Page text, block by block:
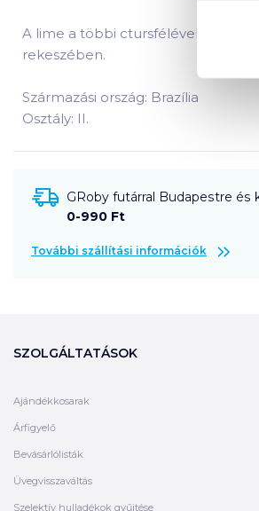
A lime a többi ctursfélével
rekeszében.
Származási ország: Brazília
Osztály: II.
GRoby futárral Budapestre és
0-990 Ft
További szállítási információk
SZOLGÁLTATÁSOK
Ajándékkosarak
Árfigyelő
Bevásárlólisták
Üvegvisszaváltás
Szelektív hulladékok gyűjtése